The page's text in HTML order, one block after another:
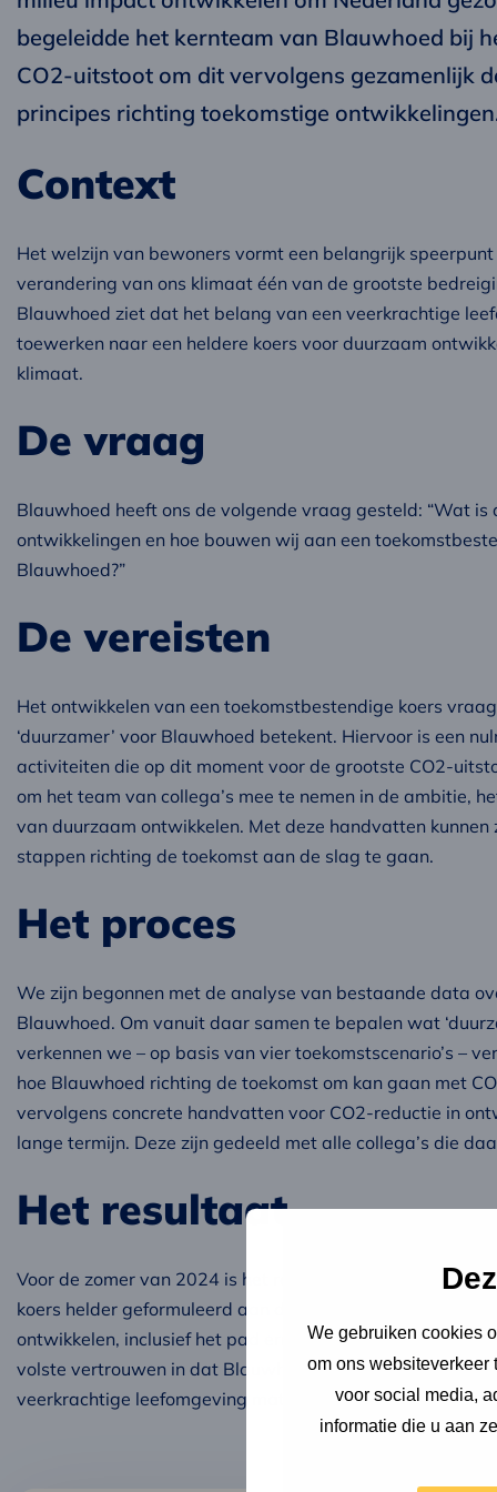
We gebruiken cookies
om ons websiteverkeer
voor social media,
informatie die u aan
begeleidde het kernteam van Blauwhoed bij
CO2-uitstoot om dit vervolgens gezamenlijk
principes richting toekomstige
Context
Het welzijn van bewoners vormt een belangrijk
verandering van ons klimaat één van de grootste
Blauwhoed ziet dat het belang van een veerkrachtige
toewerken naar een heldere koers voor duurzaam
klimaat.
De vraag
Blauwhoed heeft ons de volgende vraag gesteld: “Wat
ontwikkelingen en hoe bouwen wij aan een
Blauwhoed?”
De vereisten
Het ontwikkelen van een toekomstbestendige koers
‘duurzamer’ voor Blauwhoed betekent. Hiervoor is een
activiteiten die op dit moment voor de grootste CO2-
om het team van collega’s mee te nemen in de ambitie,
van duurzaam ontwikkelen. Met deze handvatten
stappen richting de toekomst aan de slag te gaan.
Het proces
We zijn begonnen met de analyse van bestaande data
Blauwhoed. Om vanuit daar samen te bepalen wat
verkennen we – op basis van vier toekomstscenario’s –
hoe Blauwhoed richting de toekomst om kan gaan met
vervolgens concrete handvatten voor CO2-reductie in
lange termijn. Deze zijn gedeeld met alle collega’s die
Het resultaat
Voor de zomer van 2024 is het reductieplan voor
koers helder geformuleerd aan de hand van zeven
ontwikkelen, inclusief het pad ernaartoe. Met de energie
volste vertrouwen in dat Blauwhoed haar rol kan
veerkrachtige leefomgeving mat deze